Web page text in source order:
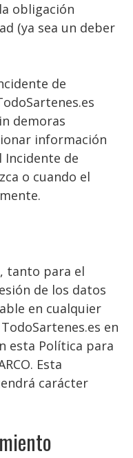
obligación
(ya sea un deber
de
demoras
información
Incidente de
o cuando el
tanto para el
de los datos
en cualquier
en
esta Política para
Esta
carácter